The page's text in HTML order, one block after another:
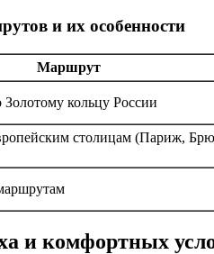
и их особенности
Маршрут
кольцу России
столицам (Париж,
и комфортных